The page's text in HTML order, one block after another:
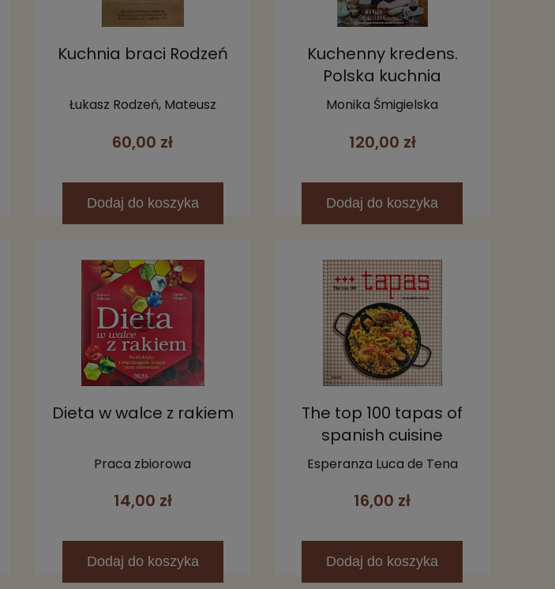
Kuchnia braci Rodzeń
Łukasz Rodzeń, Mateusz
60,00 zł
Dodaj do koszyka
Kuchenny kredens.
Polska kuchnia
przedwojenna
Monika Śmigielska
120,00 zł
Dodaj do koszyka
Dieta w walce z rakiem
Praca zbiorowa
14,00 zł
Dodaj do koszyka
The top 100 tapas of
spanish cuisine
Esperanza Luca de Tena
16,00 zł
Dodaj do koszyka